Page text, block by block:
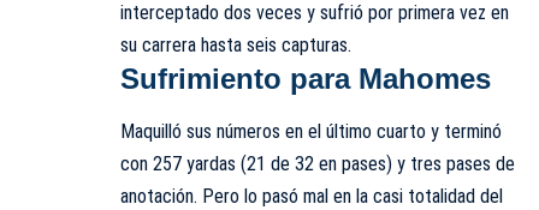
interceptado dos veces y sufrió por primera vez en
su carrera hasta seis capturas.
Sufrimiento para Mahomes
Maquilló sus números en el último cuarto y terminó
con 257 yardas (21 de 32 en pases) y tres pases de
anotación. Pero lo pasó mal en la casi totalidad del